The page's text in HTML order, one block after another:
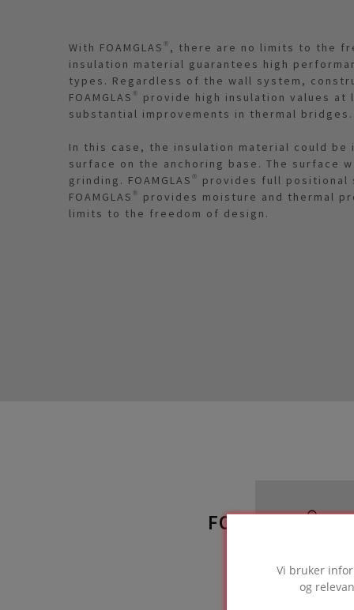
Vi bruker
og
With FOAMGLAS®, there are no limits to the
insulation material guarantees high
types. Regardless of the wall system,
FOAMGLAS® provide high insulation values
substantial improvements in thermal
In this case, the insulation material could
surface on the anchoring base. The surface
grinding. FOAMGLAS® provides full
FOAMGLAS® provides moisture and thermal
limits to the freedom of design.
FOAMGLAS®-